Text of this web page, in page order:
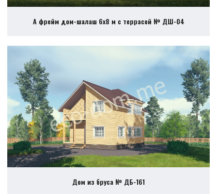
А фрейм дом-шалаш 6х8 м с террасой № ДШ-04
Дом из бруса № ДБ-161